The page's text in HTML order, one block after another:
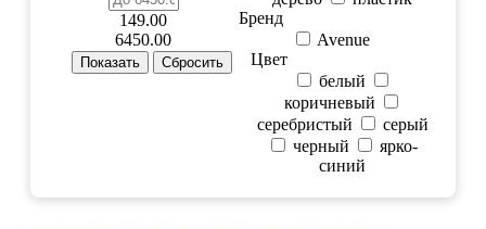
149.00
6450.00
Бренд
Avenue
Цвет
белый
коричневый
серебристый
серый
черный
ярко-
синий